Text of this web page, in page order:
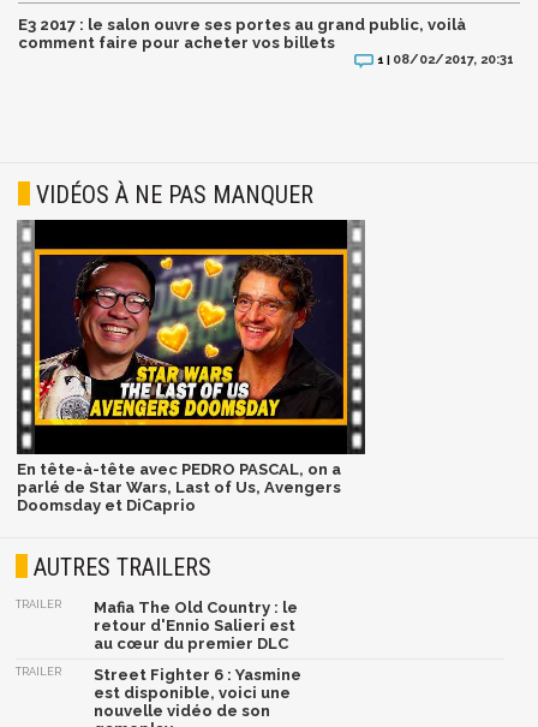
E3 2017 : le salon ouvre ses portes au grand public, voilà
comment faire pour acheter vos billets
1 | 08/02/2017, 20:31
VIDÉOS À NE PAS MANQUER
En tête-à-tête avec PEDRO PASCAL, on a
parlé de Star Wars, Last of Us, Avengers
Doomsday et DiCaprio
AUTRES TRAILERS
TRAILER
Mafia The Old Country : le
retour d'Ennio Salieri est
au cœur du premier DLC
TRAILER
Street Fighter 6 : Yasmine
est disponible, voici une
nouvelle vidéo de son